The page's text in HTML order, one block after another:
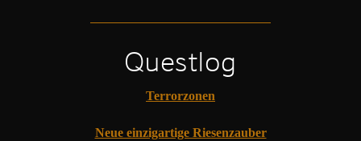
Questlog
Terrorzonen
Neue einzigartige Riesenzauber